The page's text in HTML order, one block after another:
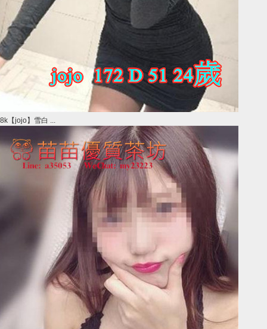
8k【jojo】雪白 ...